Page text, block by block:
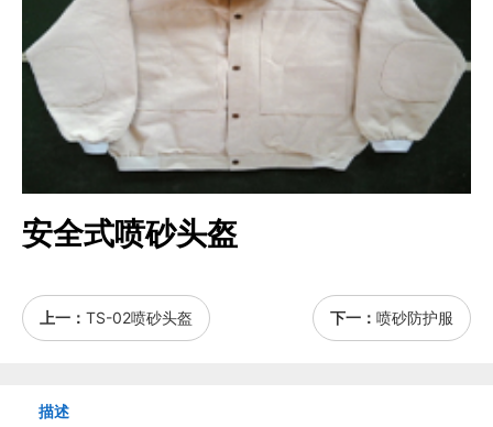
安全式喷砂头盔
上一： TS-02喷砂头盔 下一： 喷砂防护服
描述